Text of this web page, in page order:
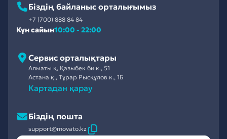
Біздің байланыс орталығымыз
+7 (700) 888 84 84
Күн сайын10:00 - 22:00
Сервис орталықтары
Алматы қ, Қазыбек би к., 51
Астана қ., Тұрар Рысқұлов к., 1Б
Картадан қарау
Біздің пошта
support@movato.kz